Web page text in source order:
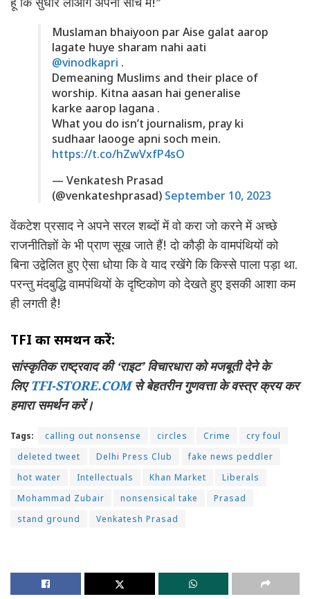
Muslaman bhaiyoon par Aise galat aarop
lagate huye sharam nahi aati
@vinodkapri .
Demeaning Muslims and their place of
worship. Kitna aasan hai generalise
karke aarop lagana .
What you do isn’t journalism, pray ki
sudhaar laooge apni soch mein.
https://t.co/hZwVxfP4sO
— Venkatesh Prasad
(@venkateshprasad) September 10, 2023
वेंकटेश प्रसाद ने अपने सरल शब्दों में वो करा जो करने में अच्छे
राजनीतिज्ञों के भी प्राण सूख जाते हैं! दो कौड़ी के वामपंथियों को
बिना उद्वेलित हुए ऐसा धोया कि वे याद रखेंगे कि किस्से पाला पड़ा था.
परन्तु मंदबुद्धि वामपंथियों के दृष्टिकोण को देखते हुए इसकी आशा कम
ही लगती है!
TFI का समर्थन करें:
सांस्कृतिक राष्ट्रवाद की ‘राइट’ विचारधारा को मजबूती देने के
लिएTFI-STORE.COMसे बेहतरीन गुणवत्ता के वस्त्र क्रय कर
हमारा समर्थन करें।
Tags: calling out nonsense circles Crime
cry foul
deleted tweet
Delhi Press Club
fake news peddler
hot water
Intellectuals Khan Market
Liberals
Mohammad Zubair
nonsensical take
Prasad
stand ground
Venkatesh Prasad